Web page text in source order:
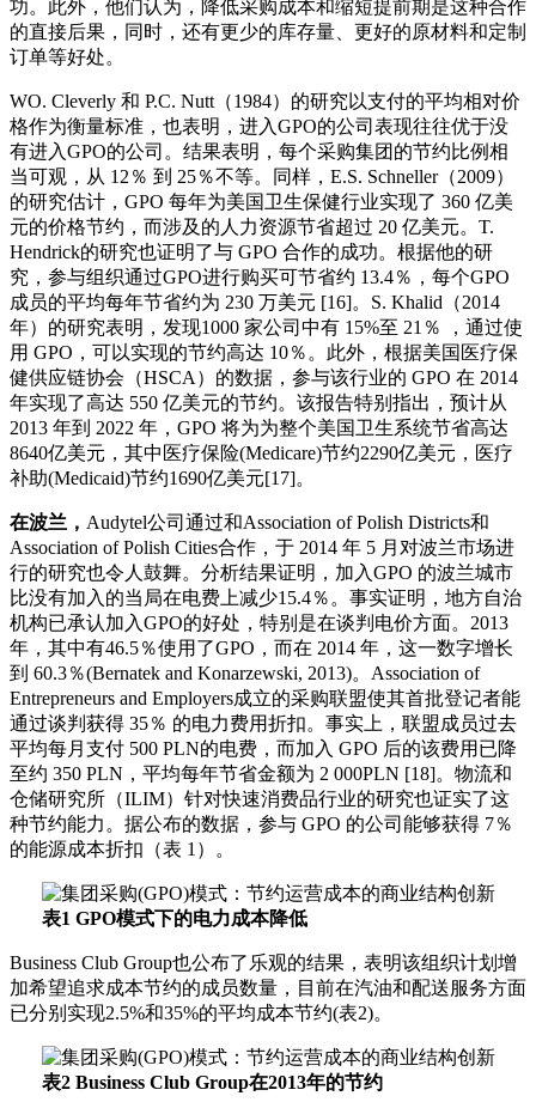
功。此外，他们认为，降低采购成本和缩短提前期是这种合作
的直接后果，同时，还有更少的库存量、更好的原材料和定制
订单等好处。
WO. Cleverly 和 P.C. Nutt（1984）的研究以支付的平均相对价
格作为衡量标准，也表明，进入GPO的公司表现往往优于没
有进入GPO的公司。结果表明，每个采购集团的节约比例相
当可观，从 12％ 到 25％不等。同样，E.S. Schneller（2009）
的研究估计，GPO 每年为美国卫生保健行业实现了 360 亿美
元的价格节约，而涉及的人力资源节省超过 20 亿美元。T.
Hendrick的研究也证明了与 GPO 合作的成功。根据他的研
究，参与组织通过GPO进行购买可节省约 13.4％，每个GPO
成员的平均每年节省约为 230 万美元 [16]。S. Khalid（2014
年）的研究表明，发现1000 家公司中有 15%至 21％ ，通过使
用 GPO，可以实现的节约高达 10％。此外，根据美国医疗保
健供应链协会（HSCA）的数据，参与该行业的 GPO 在 2014
年实现了高达 550 亿美元的节约。该报告特别指出，预计从
2013 年到 2022 年，GPO 将为为整个美国卫生系统节省高达
8640亿美元，其中医疗保险(Medicare)节约2290亿美元，医疗
补助(Medicaid)节约1690亿美元[17]。
在波兰， Audytel公司通过和Association of Polish Districts和
Association of Polish Cities合作，于 2014 年 5 月对波兰市场进
行的研究也令人鼓舞。分析结果证明，加入GPO 的波兰城市
比没有加入的当局在电费上减少15.4％。事实证明，地方自治
机构已承认加入GPO的好处，特别是在谈判电价方面。2013
年，其中有46.5％使用了GPO，而在 2014 年，这一数字增长
到 60.3％(Bernatek and Konarzewski, 2013)。Association of
Entrepreneurs and Employers成立的采购联盟使其首批登记者能
通过谈判获得 35％ 的电力费用折扣。事实上，联盟成员过去
平均每月支付 500 PLN的电费，而加入 GPO 后的该费用已降
至约 350 PLN，平均每年节省金额为 2 000PLN [18]。物流和
仓储研究所（ILIM）针对快速消费品行业的研究也证实了这
种节约能力。据公布的数据，参与 GPO 的公司能够获得 7％
的能源成本折扣（表 1）。
表1 GPO模式下的电力成本降低
Business Club Group也公布了乐观的结果，表明该组织计划增
加希望追求成本节约的成员数量，目前在汽油和配送服务方面
已分别实现2.5%和35%的平均成本节约(表2)。
表2 Business Club Group在2013年的节约